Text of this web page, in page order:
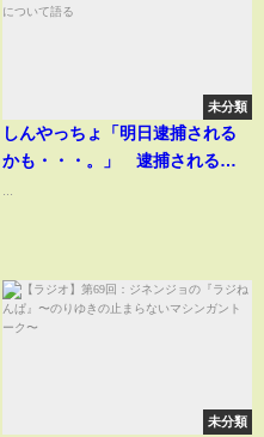
未分類
しんやっちょ「明日逮捕される
かも・・・。」 逮捕されるか
未分類